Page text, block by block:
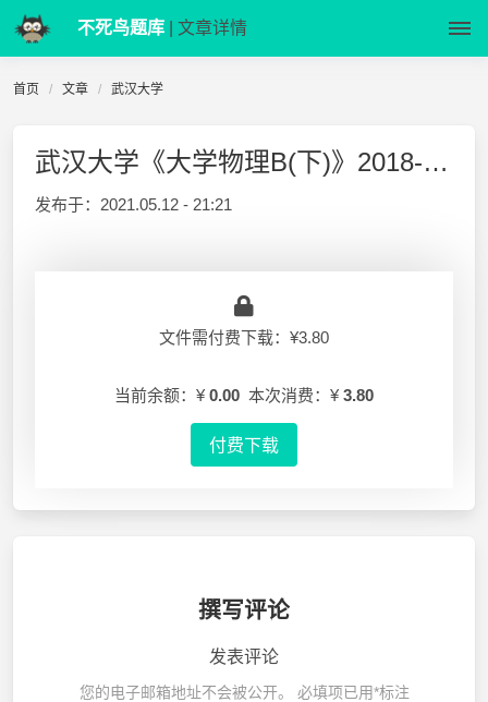
不死鸟题库 | 文章详情
首页 文章 武汉大学
武汉大学《大学物理B(下)》2018-2019-1 期中考试试卷A、B卷
发布于： 2021.05.12 - 21:21
文件需付费下载：¥3.80
当前余额：¥ 0.00 本次消费：¥ 3.80
付费下载
撰写评论
发表评论
您的电子邮箱地址不会被公开。 必填项已用*标注